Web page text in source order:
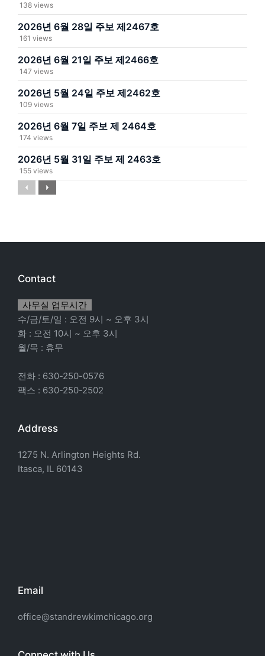
138 views
2026년 6월 28일 주보 제2467호
161 views
2026년 6월 21일 주보 제2466호
147 views
2026년 5월 24일 주보 제2462호
109 views
2026년 6월 7일 주보 제 2464호
174 views
2026년 5월 31일 주보 제 2463호
155 views
Previous
Next
Contact
사무실 업무시간
수/금/토/일 : 오전 9시 ~ 오후 3시
화 : 오전 10시 ~ 오후 3시
월/목 : 휴무
전화 : 630-250-0576
팩스 : 630-250-2502
Address
1275 N. Arlington Heights Rd.
Itasca, IL 60143
Email
office@standrewkimchicago.org